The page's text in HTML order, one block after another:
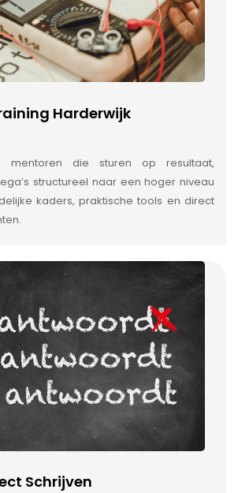
Harderwijk
mentoren die sturen op resultaat,
structureel naar een hoger niveau
kaders, praktische tools en direct
Schrijven